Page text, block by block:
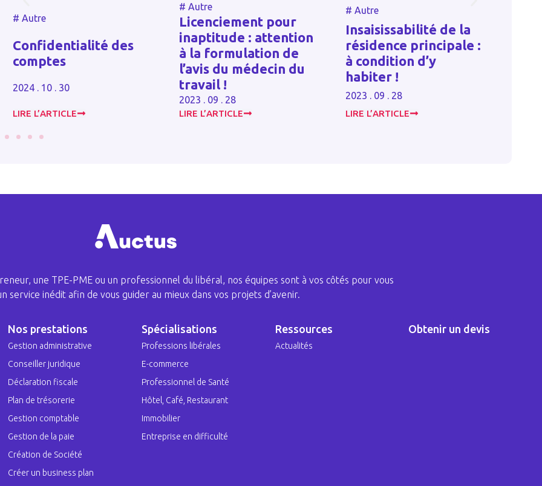
# Autre
Confidentialité des
comptes
2024 . 10 . 30
LIRE L’ARTICLE
# Autre
Licenciement pour
inaptitude : attention
à la formulation de
l’avis du médecin du
travail !
2023 . 09 . 28
LIRE L’ARTICLE
# Autre
Insaisissabilité de la
résidence principale :
à condition d’y
habiter !
2023 . 09 . 28
LIRE L’ARTICLE
une TPE-PME ou un professionnel du libéral, nos équipes sont à vos côtés pour vous
service inédit afin de vous guider au mieux dans vos projets d’avenir.
Nos prestations
Gestion administrative
Conseiller juridique
Déclaration fiscale
Plan de trésorerie
Gestion comptable
Gestion de la paie
Création de Société
Créer un business plan
Spécialisations
Professions libérales
E-commerce
Professionnel de Santé
Hôtel, Café, Restaurant
Immobilier
Entreprise en difficulté
Ressources
Actualités
Obtenir un devis